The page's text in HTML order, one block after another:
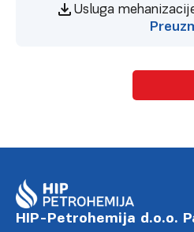
Usluga
HIP-Petrohemija d.o.o.